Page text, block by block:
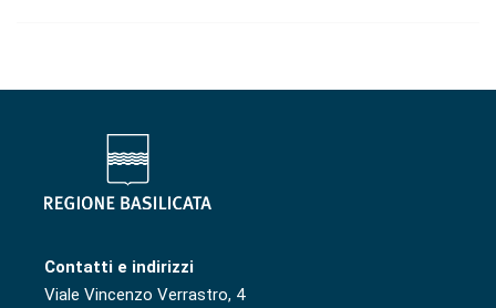
Contatti e indirizzi
Viale Vincenzo Verrastro, 4